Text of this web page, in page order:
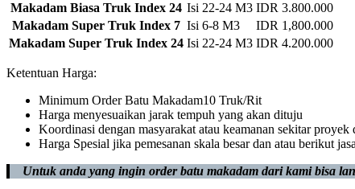
Makadam Biasa Truk Index 24 Isi 22-24 M3 IDR 3.800.000
Makadam Super Truk Index 7 Isi 6-8 M3
IDR 1,800.000
Makadam Super Truk Index 24 Isi 22-24 M3 IDR 4.200.000
Ketentuan Harga:
Minimum Order Batu Makadam10 Truk/Rit
Harga menyesuaikan jarak tempuh yang akan dituju
Koordinasi dengan masyarakat atau keamanan sekitar
Harga Spesial jika pemesanan skala besar dan atau berikut
Untuk anda yang ingin order batu makadam dari kami bisa